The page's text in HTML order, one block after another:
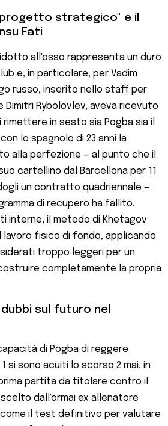
strategico" e il
Fati
all'osso rappresenta un duro
e, in particolare, per Vadim
russo, inserito nello staff per
Rybolovlev, aveva ricevuto
rimettere in sesto sia Pogba sia il
lo spagnolo di 23 anni la
alla perfezione — al punto che il
cartellino dal Barcellona per 11
un contratto quadriennale —
di recupero ha fallito.
interne, il metodo di Khetagov
fisico di fondo, applicando
troppo leggeri per un
completamente la propria
sul futuro nel
di Pogba di reggere
si sono acuiti lo scorso 2 mai, in
partita da titolare contro il
dall'ormai ex allenatore
il test definitivo per valutare